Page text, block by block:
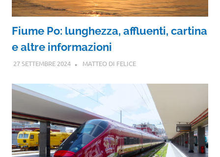
Fiume Po: lunghezza, affluenti, cartina
e altre informazioni
27 SETTEMBRE 2024 MATTEO DI FELICE